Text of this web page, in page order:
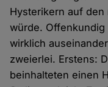
Hysterikern auf
würde.
wirklich
zweierlei. Erstens:
beinhalteten einen